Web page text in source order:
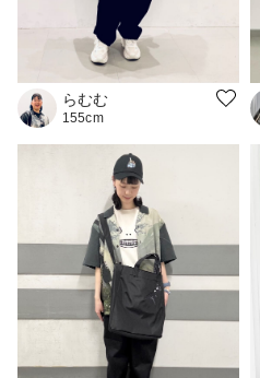
らむむ
155cm